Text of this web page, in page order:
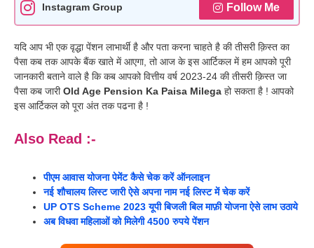
Instagram Group Follow Me
यदि आप भी एक वृद्धा पेंशन लाभार्थी है और पता करना चाहते है की तीसरी क़िस्त का
पैसा कब तक आपके बैंक खाते में आएगा, तो आज के इस आर्टिकल में हम आपको पूरी
जानकारी बताने वाले है कि कब आपको वित्तीय वर्ष 2023-24 की तीसरी क़िस्त जा
पैसा कब जारीOld Age Pension Ka Paisa Milega हो सकता है ! आपको
इस आर्टिकल को पूरा अंत तक पढना है !
Also Read :-
पीएम आवास योजना पेमेंट कैसे चेक करें ऑनलाइन
नई शौचालय लिस्ट जारी ऐसे अपना नाम नई लिस्ट में चेक करें
UP OTS Scheme 2023 यूपी बिजली बिल माफ़ी योजना ऐसे लाभ उठाये
अब विधवा महिलाओं को मिलेगी 4500 रुपये पेंशन